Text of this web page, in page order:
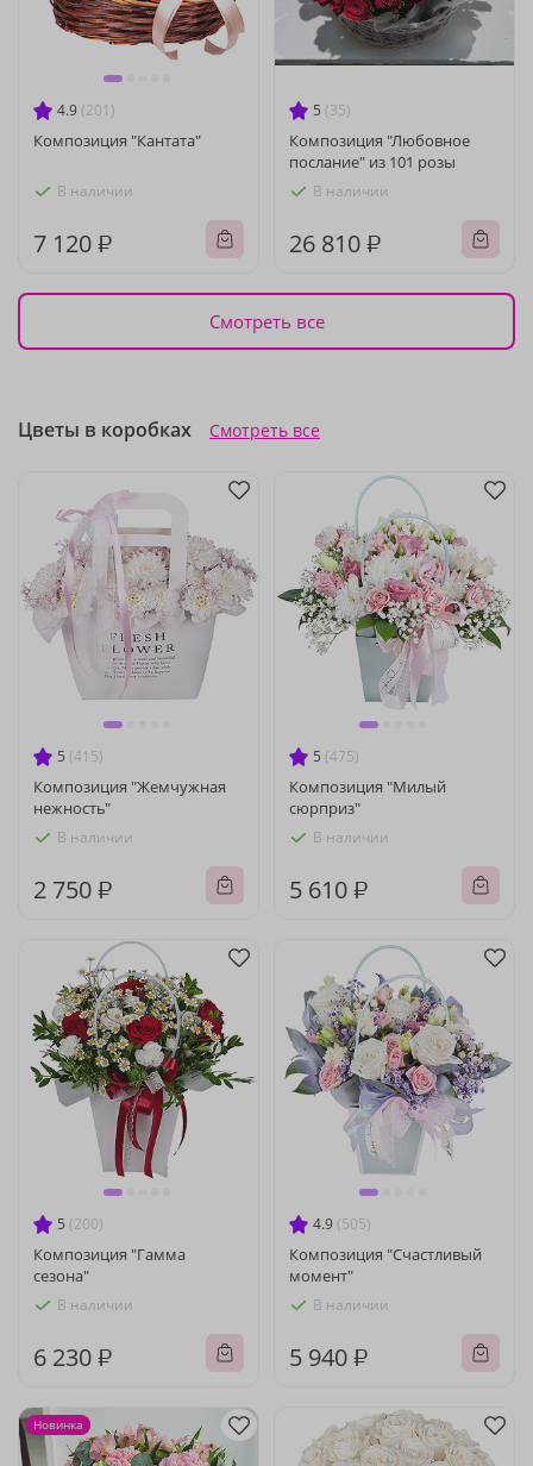
4.9 (201)
Композиция "Кантата"
В наличии
7 120 ₽
5 (35)
Композиция "Любовное
послание" из 101 розы
В наличии
26 810 ₽
Смотреть все
Цветы в коробках Смотреть все
5 (415)
Композиция "Жемчужная
нежность"
В наличии
2 750 ₽
5 (475)
Композиция "Милый
сюрприз"
В наличии
5 610 ₽
5 (200)
Композиция "Гамма
сезона"
В наличии
6 230 ₽
4.9 (505)
Композиция "Счастливый
момент"
В наличии
5 940 ₽
Новинка